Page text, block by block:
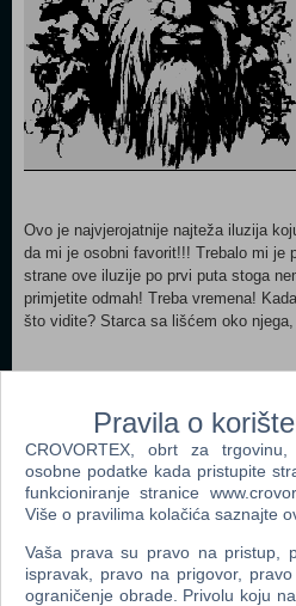
Ovo je najvjerojatnije najteža iluzija
da mi je osobni favorit!!! Trebalo mi je
strane ove iluzije po prvi puta stoga
primjetite odmah! Treba vremena!
što vidite? Starca sa lišćem oko
ZaljubljeniPar/Starac iluzija
Webshop newsletter
Ime i prezime
Pravila o
CROVORTEX, obrt za
osobne podatke kada pristupite
funkcioniranje stranice
Više o pravilima kolačića saznajte
Vaša prava su pravo na pristup,
ispravak, pravo na prigovor,
ograničenje obrade. Privolu koju